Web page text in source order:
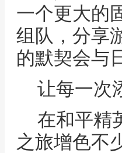
一个更大的
组队，分享
的默契会与
让每一次
在和平精
之旅增色不